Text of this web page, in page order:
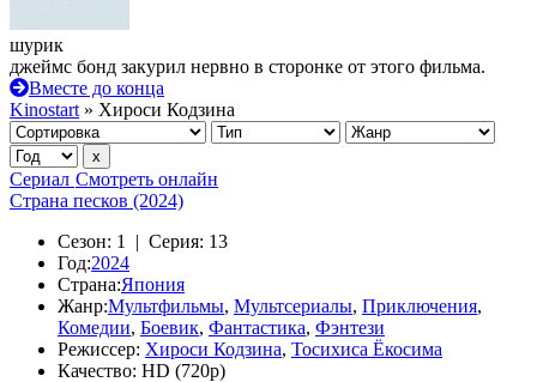
шурик
джеймс бонд закурил нервно в сторонке от этого фильма.
Вместе до конца
Kinostart » Хироси Кодзина
Сериал Смотреть онлайн
Страна песков (2024)
Сезон: 1 | Серия: 13
Год:2024
Страна:Япония
Жанр:Мультфильмы, Мультсериалы, Приключения,
Комедии, Боевик, Фантастика, Фэнтези
Режиссер: Хироси Кодзина, Тосихиса Ёкосима
Качество: HD (720p)